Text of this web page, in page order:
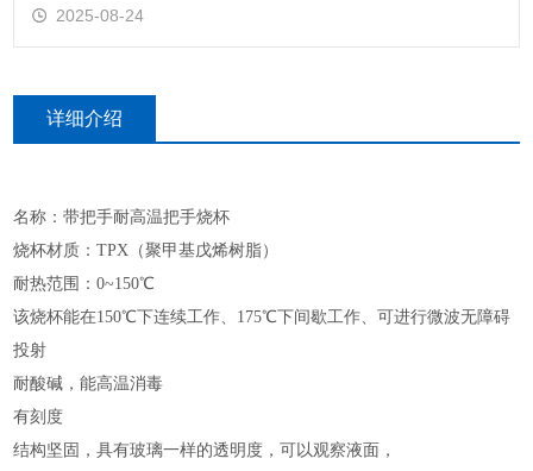
2025-08-24
详细介绍
名称：带把手耐高温把手烧杯
烧杯材质：TPX（聚甲基戊烯树脂）
耐热范围：0~150℃
该烧杯能在150℃下连续工作、175℃下间歇工作、可进行微波无障碍
投射
耐酸碱，能高温消毒
有刻度
结构坚固，具有玻璃一样的透明度 ，可以观察液面，